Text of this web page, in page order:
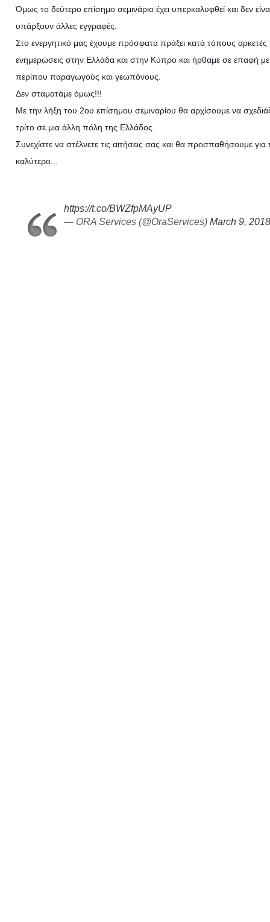
Όμως το δεύτερο επίσημο σεμινάριο έχει υπερκαλυφθεί και δεν
υπάρξουν άλλες εγγραφές.
Στο ενεργητικό μας έχουμε πρόσφατα πράξει κατά τόπους αρκετές
ενημερώσεις στην Ελλάδα και στην Κύπρο και ήρθαμε σε επαφή
περίπου παραγωγούς και γεωπόνους.
Δεν σταματάμε όμως!!!
Με την λήξη του 2ου επίσημου σεμιναρίου θα αρχίσουμε να
τρίτο σε μια άλλη πόλη της Ελλάδος.
Συνεχίστε να στέλνετε τις αιτήσεις σας και θα προσπαθήσουμε για
καλύτερο...
https://t.co/BWZfpMAyUP
— ORA Services (@OraServices) March 9, 2018